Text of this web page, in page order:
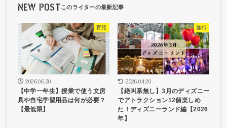
NEW POST
育児
2026.06.20
【中学一年生】授業で使う文房
具や自宅学習用品は何が必要？
【最低限】
旅行
2026.04.20
【絶叫系無し】3月のディズニー
でアトラクション12個楽しめ
た！ディズニーランド編【2026
年】